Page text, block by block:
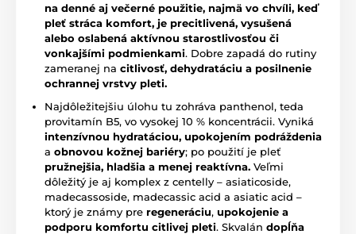
na denné aj večerné použitie, najmä vo chvíli, keď
pleť stráca komfort, je precitlivená, vysušená
alebo oslabená aktívnou starostlivosťou či
vonkajšími podmienkami. Dobre zapadá do rutiny
zameranej na citlivosť, dehydratáciu a posilnenie
ochrannej vrstvy pleti.
Najdôležitejšiu úlohu tu zohráva panthenol, teda
provitamín B5, vo vysokej 10 % koncentrácii. Vyniká
intenzívnou hydratáciou, upokojením podráždenia
a obnovou kožnej bariéry; po použití je pleť
pružnejšia, hladšia a menej reaktívna. Veľmi
dôležitý je aj komplex z centelly – asiaticoside,
madecassoside, madecassic acid a asiatic acid –
ktorý je známy pre regeneráciu, upokojenie a
podporu komfortu citlivej pleti. Skvalán dopĺňa